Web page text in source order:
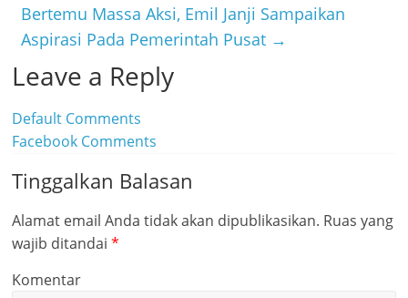
k
r
Bertemu Massa Aksi, Emil Janji Sampaikan
Aspirasi Pada Pemerintah Pusat →
Leave a Reply
Default Comments
Facebook Comments
Tinggalkan Balasan
Alamat email Anda tidak akan dipublikasikan. Ruas yang
wajib ditandai*
Komentar